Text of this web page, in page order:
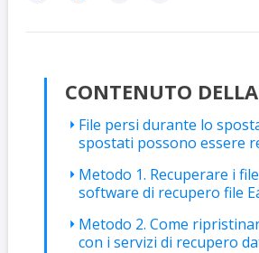
CONTENUTO
File persi durante lo
spostati possono essere
Metodo 1. Recuperare i
software di recupero file
Metodo 2. Come
con i servizi di recupero